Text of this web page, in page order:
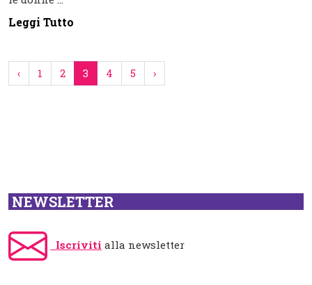
Leggi Tutto
‹ 1 2 3 4 5 ›
NEWSLETTER
Iscriviti alla newsletter